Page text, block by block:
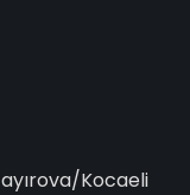
Kocaeli